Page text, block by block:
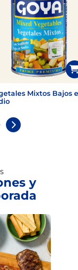
Mixtos Bajos
y